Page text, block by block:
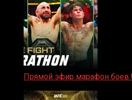
Прямой эфир марафон боев